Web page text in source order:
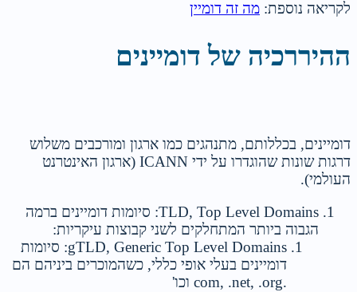
לקריאה נוספת: מה זה דומיין
ההיררכיה של דומיינים
דומיינים, בכללותם, מתנהגים כמו ארגון ומורכבים משלוש
דרגות שונות שהוגדרו על ידי ICANN (ארגון האינטרנט
העולמי).
TLD, Top Level Domains: סיומות דומיינים ברמה
הגבוה ביותר המתחלקים לשני קבוצות עיקריות:
gTLD, Generic Top Level Domains: סיומות
דומיינים בעלי אופי כללי, כשהמוכרים ביניהם הם
.com, .net, .org וכו'